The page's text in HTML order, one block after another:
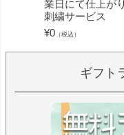
業日にて仕上がり
刺繍サービス
¥0 （税込）
ギフト